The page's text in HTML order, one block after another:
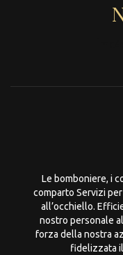
Le bomboniere, i
comparto Servizi
all’occhiello.
nostro personale
forza della nostra
fidelizzata